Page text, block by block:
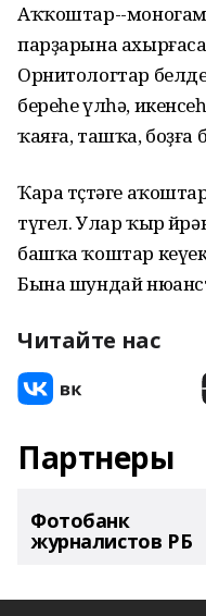
Аҡҡоштар--
парҙарына
Орнитологтар
береһе үлһә,
ҡаяға, ташҡа, боҙға
Ҡара төҫтәге
түгел. Улар ҡыр
башҡа ҡоштар
Бына шундай
Читайте нас
Партнеры
Фотобанк
журналистов РБ